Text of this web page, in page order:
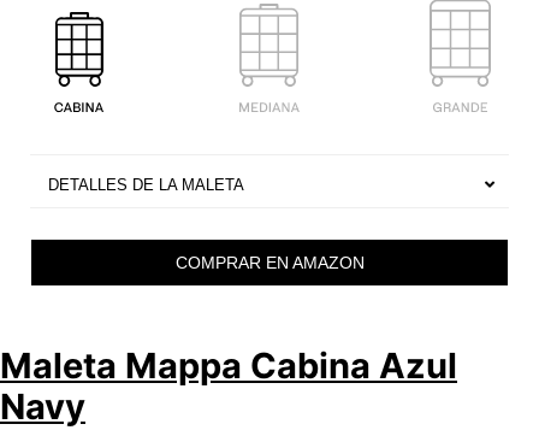
DETALLES DE LA MALETA
COMPRAR EN AMAZON
Maleta Mappa Cabina Azul
Navy